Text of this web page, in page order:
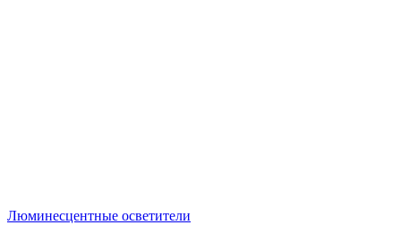
Люминесцентные осветители